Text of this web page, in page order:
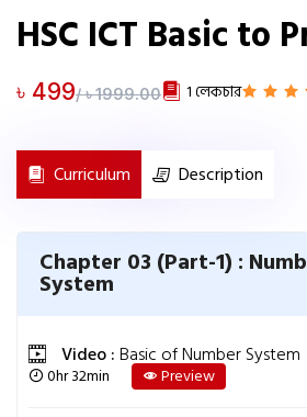
HSC ICT Basic to
৳ 499/ ৳ 1999.00 1 লেকচার
Curriculum Description
Chapter 03 (Part-1) :
System
Video :Basic of Number System
0hr 32min Preview